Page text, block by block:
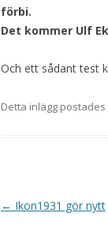
förbi.
Det kommer Ulf
Och ett sådant test
Detta inlägg postades
Inläggsnavigering
← Ikon1931 gör nytt